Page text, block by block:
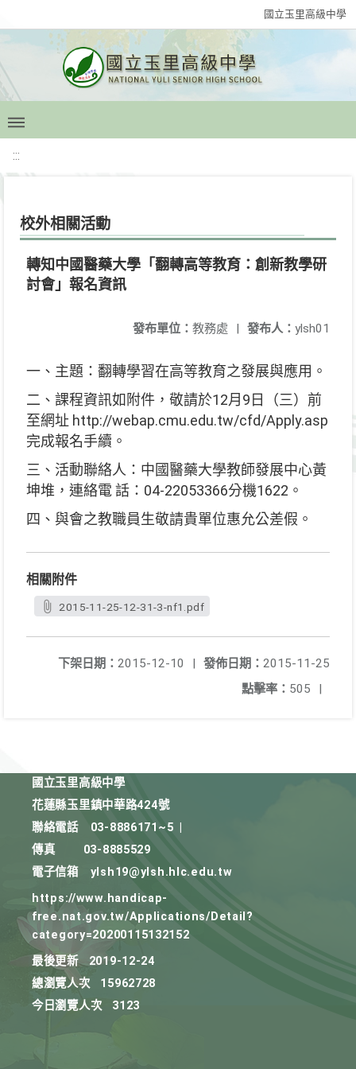
國立玉里高級中學
:::
校外相關活動
轉知中國醫藥大學「翻轉高等教育：創新教學研
討會」報名資訊
發布人： ylsh01
發布單位： 教務處 |
一、主題：翻轉學習在高等教育之發展與應用。
二、課程資訊如附件，敬請於12月9日（三）前
至網址 http://webap.cmu.edu.tw/cfd/Apply.asp
完成報名手續。
三、活動聯絡人：中國醫藥大學教師發展中心黃
坤堆，連絡電 話：04-22053366分機1622。
四、與會之教職員生敬請貴單位惠允公差假。
相關附件
2015-11-25-12-31-3-nf1.pdf
發佈日期： 2015-11-25
下架日期： 2015-12-10
|
點擊率： 505 |
國立玉里高級中學
花蓮縣玉里鎮中華路424號
聯絡電話
03-8886171~5
傳真
03-8885529
電子信箱
ylsh19@ylsh.hlc.edu.tw
https://www.handicap-
free.nat.gov.tw/Applications/Detail?
category=20200115132152
最後更新
2019-12-24
總瀏覽人次
15962728
今日瀏覽人次
3123